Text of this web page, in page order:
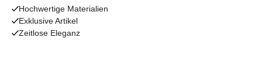
Hochwertige Materialien
Exklusive Artikel
Zeitlose Eleganz